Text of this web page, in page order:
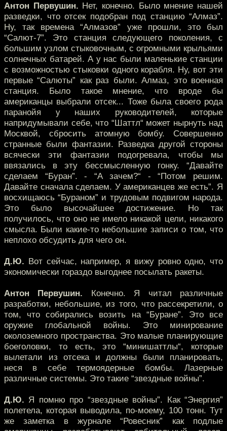
Антон Первушин. Нет, конечно. Было мнение нашей
разведки, что отсек подобран под станцию “Алмаз”.
Ну, так времена “Алмазов” уже прошли, это был
“Салют-7”. Это станция следующего поколения, с
большим узлом стыковочным, с огромными крыльями
солнечных батарей. А у нас были маленькие станции
с возможностью стыковки одного корабля. Ну, вот эти
первые “Салюты” как раз были. Алмаз, это военная
станция. Было такое мнение, что вроде бы
американцы выбрали отсек... Тоже была своего рода
паранойя у наших руководителей, которые
напридумывали себе, что “Шаттл“ может нырнуть над
Москвой, сбросить атомную бомбу. Совершенно
странные были фантазии. Разведка другой стороны
всячески эти фантазии подогревала, чтобы мы
ввязались в эту бессмысленную гонку. “Давайте
сделаем “Буран”. - “А зачем?“ - “Потом решим.
Давайте сначала сделаем. У американцев же есть”. Я
восхищаюсь “Бураном” и трудовым подвигом народа.
Это было высочайшее достижение. Но так
получилось, что оно не имело никакой цели, никакого
смысла. Были какие-то небольшие записи о том, что
неплохо обсудить для чего он.
Д.Ю. Вот сейчас, например, я вижу ровно одно, что
экономически гораздо выгоднее посылать ракеты.
Антон Первушин. Конечно. Я читал различные
разработки, небольшие, из того, что рассекретили, о
том, что собирались возить на “Буране”. Это все
оружие глобальной войны. Это минирование
околоземного пространства. Это малые планирующие
боеголовки, то есть, это “минишаттлы“, которые
вылетали из отсека и должны были планировать,
неся в себе термоядерные бомбы. Лазерные
различные системы. Это такие “звездные войны”.
Д.Ю. Я помню про “звездные войны”. Как “Энергия”
полетела, которая выводила, по-моему, 100 тонн. Тут
же заметка в журнале “Ровесник” как подлые